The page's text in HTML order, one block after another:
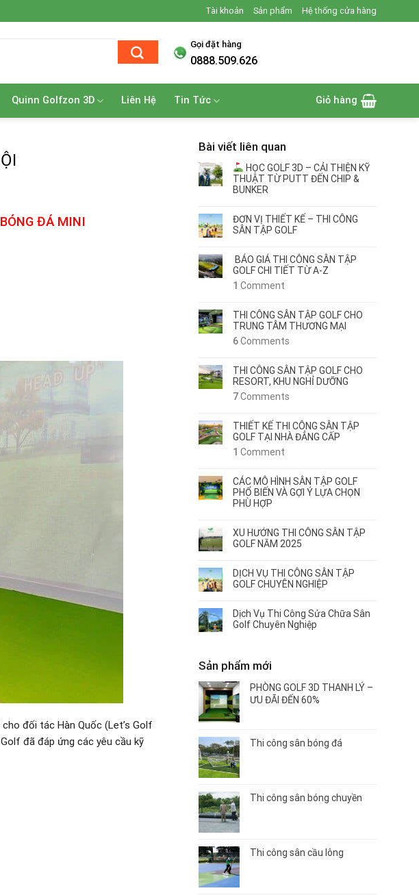
Tài khoản Sản phẩm Hệ thống cửa hàng
Gọi đặt hàng
0888.509.626
Quinn Golfzon 3D Liên Hệ Tin Tức Giỏ hàng
ĐÁ MINI
đối tác Hàn Quốc (Let’s Golf
đã đáp ứng các yêu cầu kỹ
Bài viết liên quan
HỌC GOLF 3D – CẢI THIỆN KỸ
THUẬT TỪ PUTT ĐẾN CHIP &
BUNKER
ĐƠN VỊ THIẾT KẾ – THI CÔNG
SÂN TẬP GOLF
BÁO GIÁ THI CÔNG SÂN TẬP
GOLF CHI TIẾT TỪ A-Z
1 Comment
THI CÔNG SÂN TẬP GOLF CHO
TRUNG TÂM THƯƠNG MẠI
6Comments
THI CÔNG SÂN TẬP GOLF CHO
RESORT, KHU NGHỈ DƯỠNG
7Comments
THIẾT KẾ THI CÔNG SÂN TẬP
GOLF TẠI NHÀ ĐẲNG CẤP
1 Comment
CÁC MÔ HÌNH SÂN TẬP GOLF
PHỔ BIẾN VÀ GỢI Ý LỰA CHỌN
PHÙ HỢP
XU HƯỚNG THI CÔNG SÂN TẬP
GOLF NĂM 2025
DỊCH VỤ THI CÔNG SÂN TẬP
GOLF CHUYÊN NGHIỆP
Dịch Vụ Thi Công Sửa Chữa Sân
Golf Chuyên Nghiệp
Sản phẩm mới
PHÒNG GOLF 3D THANH LÝ –
ƯU ĐÃI ĐẾN 60%
Thi công sân bóng đá
Thi công sân bóng chuyền
Thi công sân cầu lông